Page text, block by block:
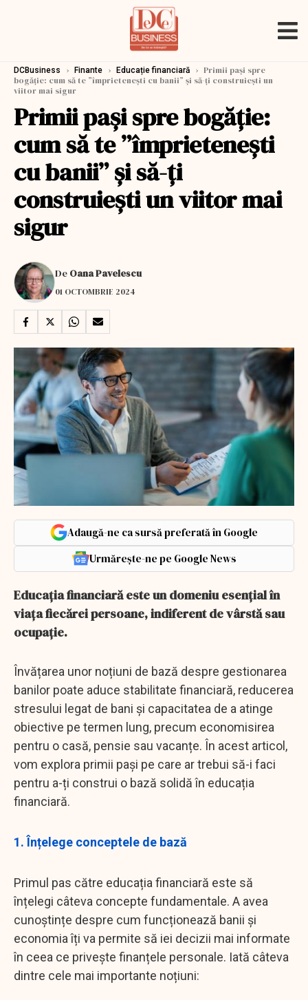
DCBusiness › Finante › Educație financiară › Primii pași spre
bogăție: cum să te ”împrietenești cu banii” și să-ți construiești un
viitor mai sigur
Primii pași spre bogăție:
cum să te ”împrietenești
cu banii” și să-ți
construiești un viitor mai
sigur
De Oana Pavelescu
01 OCTOMBRIE 2024
Adaugă-ne ca sursă preferată în Google
Urmărește-ne pe Google News
Educația financiară este un domeniu esențial în
viața fiecărei persoane, indiferent de vârstă sau
ocupație.
Învățarea unor noțiuni de bază despre gestionarea
banilor poate aduce stabilitate financiară, reducerea
stresului legat de bani și capacitatea de a atinge
obiective pe termen lung, precum economisirea
pentru o casă, pensie sau vacanțe. În acest articol,
vom explora primii pași pe care ar trebui să-i faci
pentru a-ți construi o bază solidă în educația
financiară.
1. Înțelege conceptele de bază
Primul pas către educația financiară este să
înțelegi câteva concepte fundamentale. A avea
cunoștințe despre cum funcționează banii și
economia îți va permite să iei decizii mai informate
în ceea ce privește finanțele personale. Iată câteva
dintre cele mai importante noțiuni: